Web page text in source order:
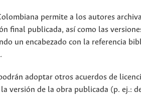
permite a los autores
final publicada, así como las
un encabezado con la referencia
adoptar otros acuerdos de
versión de la obra publicada (p. ej.: